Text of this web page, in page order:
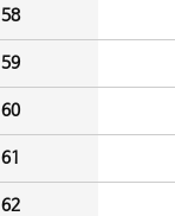
58
59
60
61
62